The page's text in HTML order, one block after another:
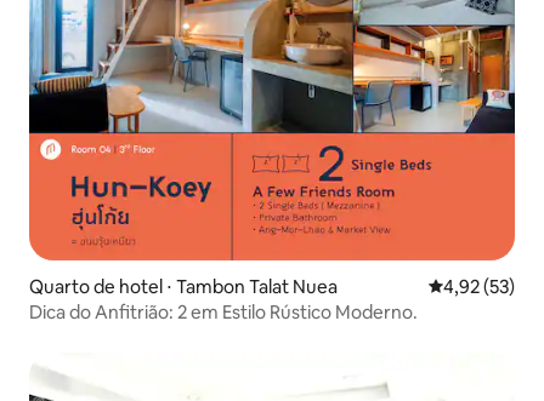
Quarto de hotel ⋅ Tambon Talat Nuea 4,92 de uma
4,92 (53)
Dica do Anfitrião: 2 em Estilo Rústico Moderno.